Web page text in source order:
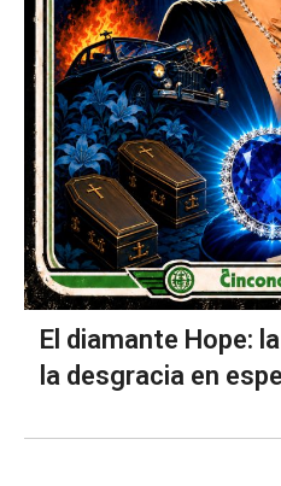
El diamante Hope:
la desgracia en